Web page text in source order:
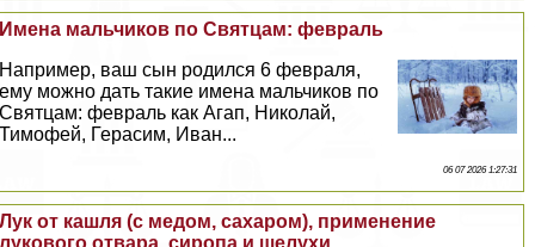
Имена мальчиков по Святцам: февраль
Например, ваш сын родился 6 февраля,
ему можно дать такие имена мальчиков по
Святцам: февраль как Агап, Николай,
Тимофей, Герасим, Иван...
06 07 2026 1:27:31
Лук от кашля (с медом, сахаром), применение